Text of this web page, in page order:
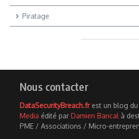
Piratage
Nous contacter
DataSecurityBreach.frest un blog du
Media édité par Damien Bancal à
PME / Associations / Micro-